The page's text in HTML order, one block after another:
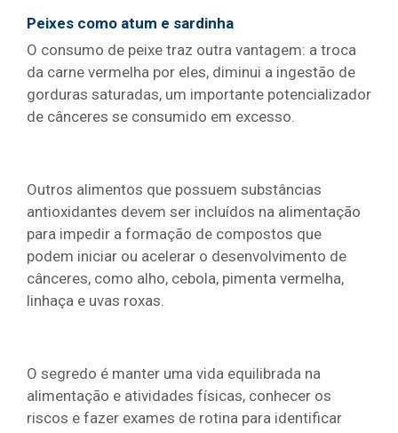
Peixes como atum e sardinha
O consumo de peixe traz outra vantagem: a troca
da carne vermelha por eles, diminui a ingestão de
gorduras saturadas, um importante potencializador
de cânceres se consumido em excesso.
Outros alimentos que possuem substâncias
antioxidantes devem ser incluídos na alimentação
para impedir a formação de compostos que
podem iniciar ou acelerar o desenvolvimento de
cânceres, como alho, cebola, pimenta vermelha,
linhaça e uvas roxas.
O segredo é manter uma vida equilibrada na
alimentação e atividades físicas, conhecer os
riscos e fazer exames de rotina para identificar